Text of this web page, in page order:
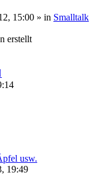
15:00 » in Smalltalk
erstellt
usw.
19:49